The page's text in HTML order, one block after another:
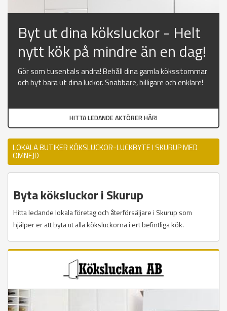
Byt ut dina köksluckor - Helt
nytt kök på mindre än en dag!
Gör som tusentals andra! Behåll dina gamla köksstommar
och byt bara ut dina luckor. Snabbare, billigare och enklare!
HITTA LEDANDE AKTÖRER HÄR!
LOKALA BUTIKER KÖKSLUCKOR-LUCKBYTE I SKURUP MED
OMNEJD
Byta köksluckor i Skurup
Hitta ledande lokala företag och återförsäljare i Skurup som
hjälper er att byta ut alla köksluckorna i ert befintliga kök.